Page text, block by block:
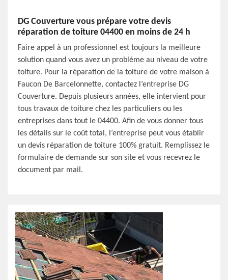
DG Couverture vous prépare votre devis
réparation de toiture 04400 en moins de 24 h
Faire appel à un professionnel est toujours la meilleure
solution quand vous avez un problème au niveau de votre
toiture. Pour la réparation de la toiture de votre maison à
Faucon De Barcelonnette, contactez l’entreprise DG
Couverture. Depuis plusieurs années, elle intervient pour
tous travaux de toiture chez les particuliers ou les
entreprises dans tout le 04400. Afin de vous donner tous
les détails sur le coût total, l’entreprise peut vous établir
un devis réparation de toiture 100% gratuit. Remplissez le
formulaire de demande sur son site et vous recevrez le
document par mail.